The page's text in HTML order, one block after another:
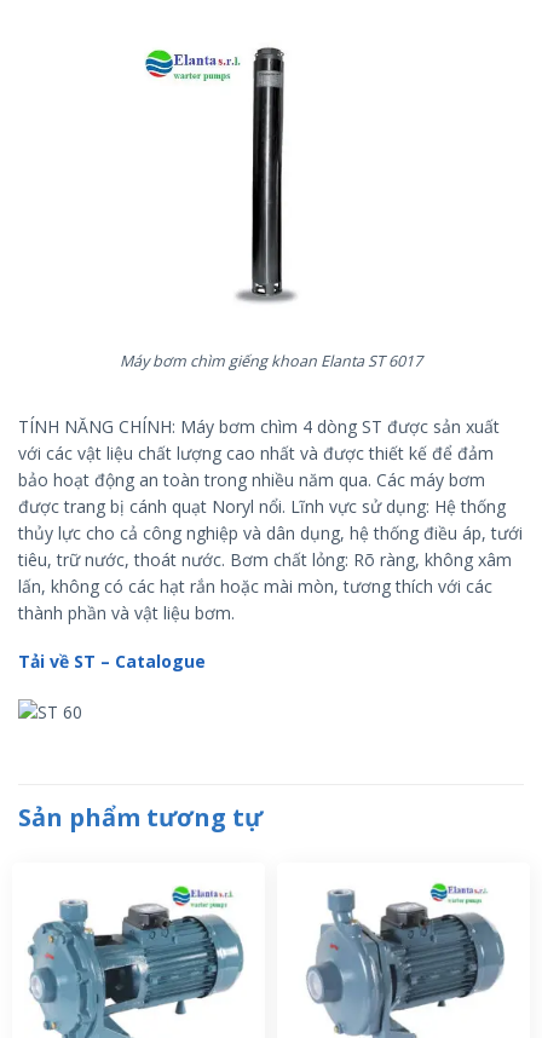
Máy bơm chìm giếng khoan Elanta ST 6017
TÍNH NĂNG CHÍNH: Máy bơm chìm 4 dòng ST được sản xuất
với các vật liệu chất lượng cao nhất và được thiết kế để đảm
bảo hoạt động an toàn trong nhiều năm qua. Các máy bơm
được trang bị cánh quạt Noryl nổi. Lĩnh vực sử dụng: Hệ thống
thủy lực cho cả công nghiệp và dân dụng, hệ thống điều áp, tưới
tiêu, trữ nước, thoát nước. Bơm chất lỏng: Rõ ràng, không xâm
lấn, không có các hạt rắn hoặc mài mòn, tương thích với các
thành phần và vật liệu bơm.
Tải về ST – Catalogue
Sản phẩm tương tự